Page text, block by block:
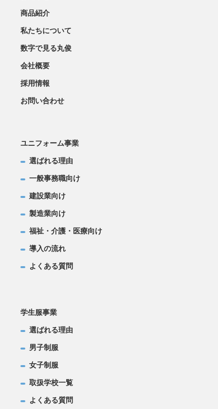
商品紹介
私たちについて
数字で見る丸俊
会社概要
採用情報
お問い合わせ
ユニフォーム事業
選ばれる理由
一般事務職向け
建設業向け
製造業向け
福祉・介護・医療向け
導入の流れ
よくある質問
学生服事業
選ばれる理由
男子制服
女子制服
取扱学校一覧
よくある質問